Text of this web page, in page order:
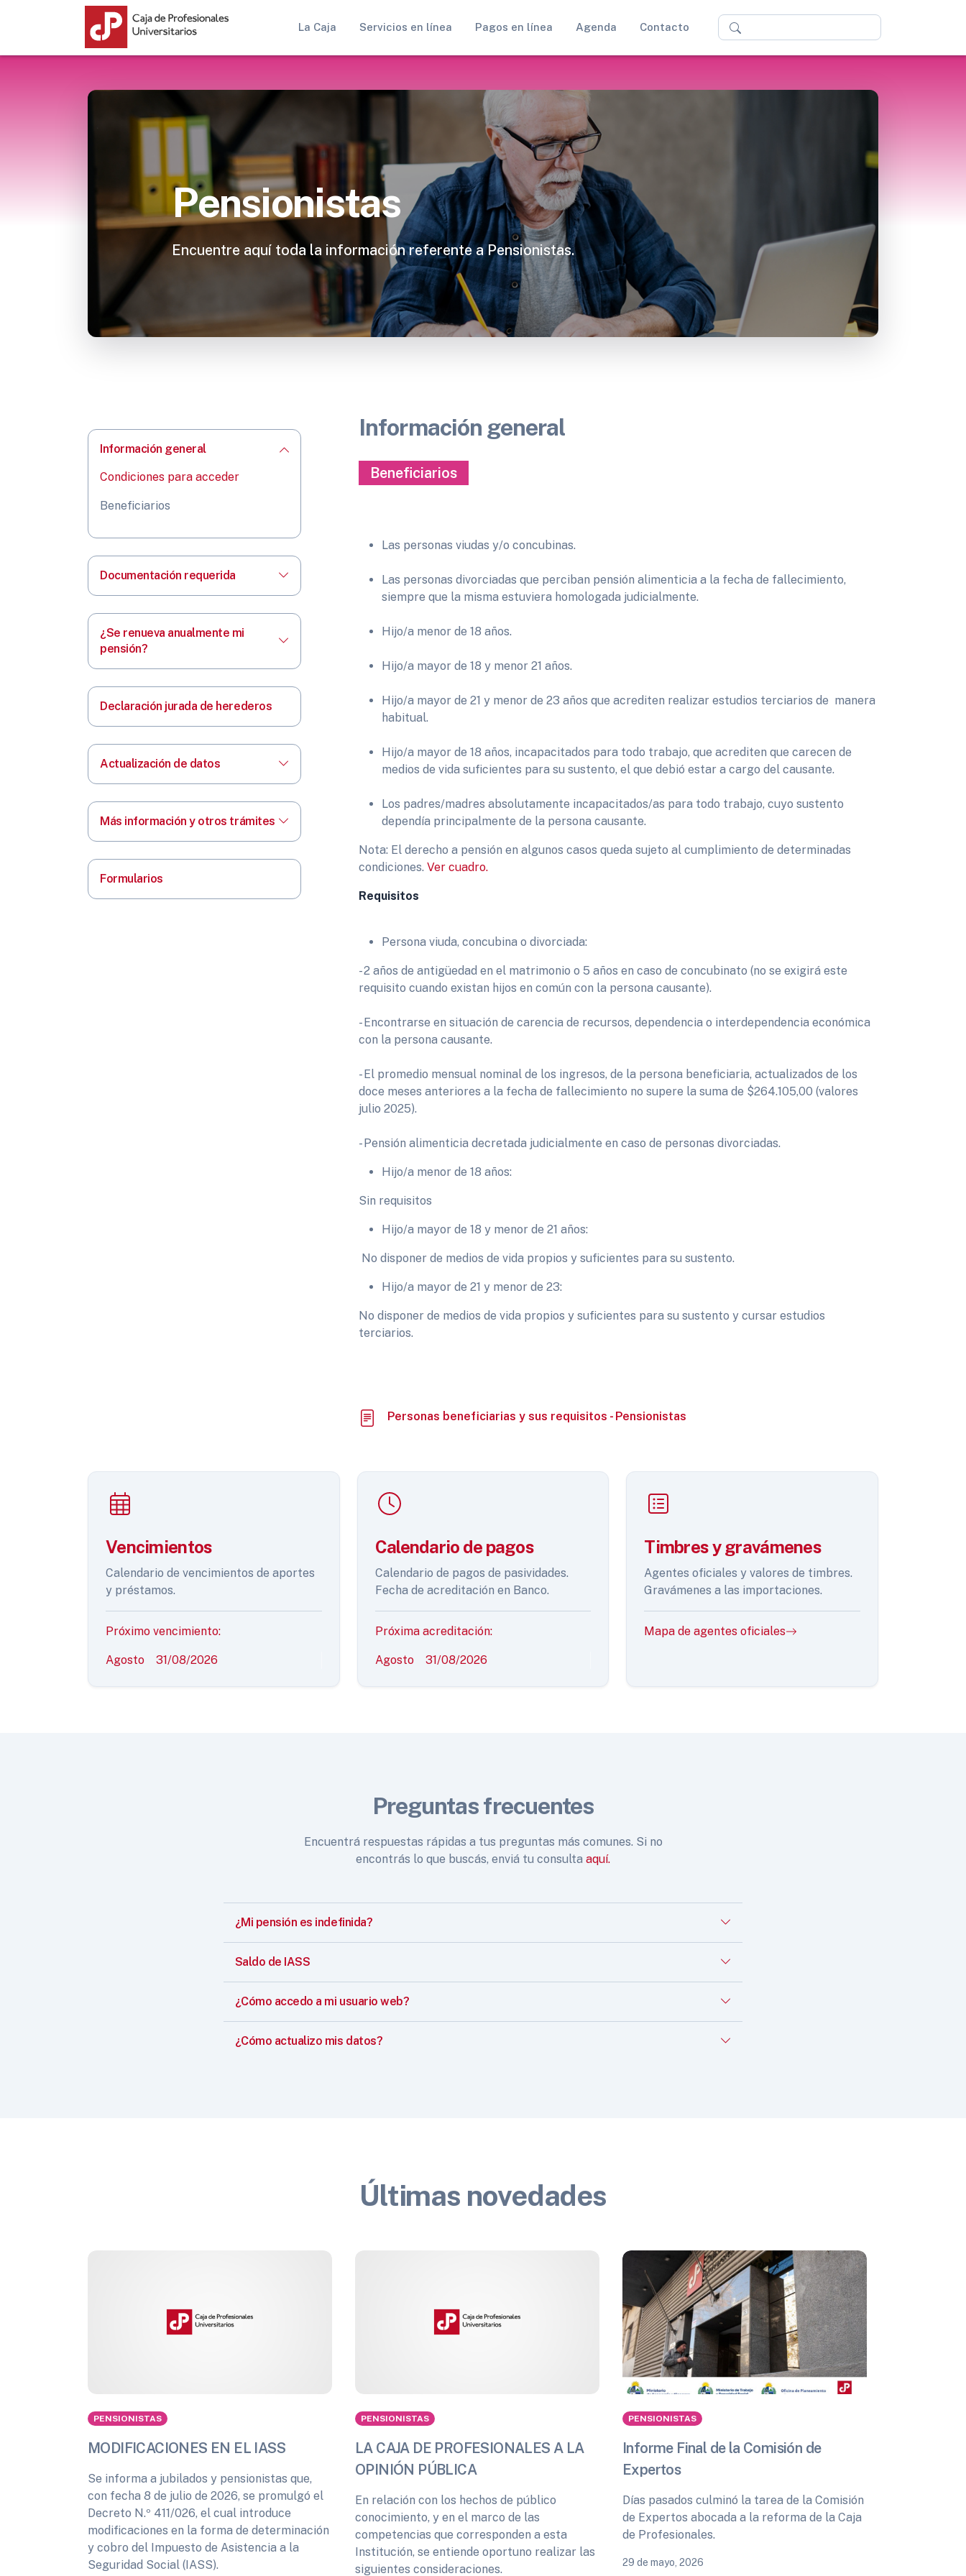
La Caja Servicios en línea Pagos en línea Agenda Contacto
Buscar
Pensionistas
Encuentre aquí toda la información referente a Pensionistas.
Información general
Condiciones para acceder
Beneficiarios
Documentación requerida
¿Se renueva anualmente mi
pensión?
Declaración jurada de herederos
Actualización de datos
Más información y otros trámites
Formularios
Información general
Beneficiarios
Las personas viudas y/o concubinas.
Las personas divorciadas que perciban pensión alimenticia a la fecha de fallecimiento,
siempre que la misma estuviera homologada judicialmente.
Hijo/a menor de 18 años.
Hijo/a mayor de 18 y menor 21 años.
Hijo/a mayor de 21 y menor de 23 años que acrediten realizar estudios terciarios de manera
habitual.
Hijo/a mayor de 18 años, incapacitados para todo trabajo, que acrediten que carecen de
medios de vida suficientes para su sustento, el que debió estar a cargo del causante.
Los padres/madres absolutamente incapacitados/as para todo trabajo, cuyo sustento
dependía principalmente de la persona causante.
Nota: El derecho a pensión en algunos casos queda sujeto al cumplimiento de determinadas
condiciones.Ver cuadro.
Requisitos
Persona viuda, concubina o divorciada:
- 2 años de antigüedad en el matrimonio o 5 años en caso de concubinato (no se exigirá este
requisito cuando existan hijos en común con la persona causante).
- Encontrarse en situación de carencia de recursos, dependencia o interdependencia económica
con la persona causante.
- El promedio mensual nominal de los ingresos, de la persona beneficiaria, actualizados de los
doce meses anteriores a la fecha de fallecimiento no supere la suma de $264.105,00 (valores
julio 2025).
- Pensión alimenticia decretada judicialmente en caso de personas divorciadas.
Hijo/a menor de 18 años:
Sin requisitos
Hijo/a mayor de 18 y menor de 21 años:
No disponer de medios de vida propios y suficientes para su sustento.
Hijo/a mayor de 21 y menor de 23:
No disponer de medios de vida propios y suficientes para su sustento y cursar estudios
terciarios.
Personas beneficiarias y sus requisitos - Pensionistas
Vencimientos
Calendario de vencimientos de aportes
y préstamos.
Próximo vencimiento:
Agosto 31/08/2026
Calendario de pagos
Calendario de pagos de pasividades.
Fecha de acreditación en Banco.
Próxima acreditación:
Agosto 31/08/2026
Timbres y gravámenes
Agentes oficiales y valores de timbres.
Gravámenes a las importaciones.
Mapa de agentes oficiales
Preguntas frecuentes
Encuentrá respuestas rápidas a tus preguntas más comunes. Si no
encontrás lo que buscás, enviá tu consulta aquí.
¿Mi pensión es indefinida?
Saldo de IASS
¿Cómo accedo a mi usuario web?
¿Cómo actualizo mis datos?
Últimas novedades
PENSIONISTAS
MODIFICACIONES EN EL IASS
Se informa a jubilados y pensionistas que,
con fecha 8 de julio de 2026, se promulgó el
Decreto N.º 411/026, el cual introduce
modificaciones en la forma de determinación
y cobro del Impuesto de Asistencia a la
Seguridad Social (IASS).
PENSIONISTAS
LA CAJA DE PROFESIONALES A LA
OPINIÓN PÚBLICA
En relación con los hechos de público
conocimiento, y en el marco de las
competencias que corresponden a esta
Institución, se entiende oportuno realizar las
siguientes consideraciones.
PENSIONISTAS
Informe Final de la Comisión de
Expertos
Días pasados culminó la tarea de la Comisión
de Expertos abocada a la reforma de la Caja
de Profesionales.
29 de mayo, 2026